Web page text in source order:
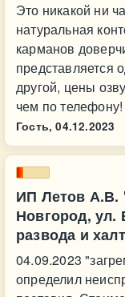
Это никакой ни
натуральная
карманов
представляется
другой, цены
чем по телефону!
Гость, 04.12.2023
ИП Летов А.В.
Новгород, ул.
развода и
04.09.2023
определил